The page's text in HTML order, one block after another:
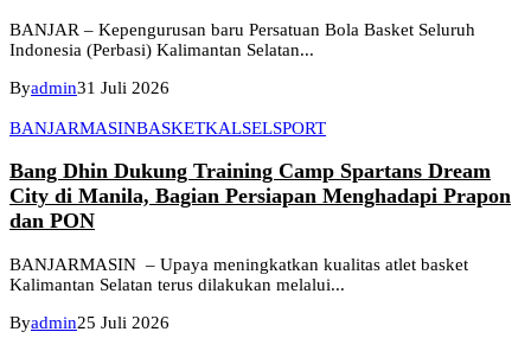
BANJAR – Kepengurusan baru Persatuan Bola Basket Seluruh
Indonesia (Perbasi) Kalimantan Selatan...
Byadmin31 Juli 2026
BANJARMASINBASKETKALSELSPORT
Bang Dhin Dukung Training Camp Spartans Dream
City di Manila, Bagian Persiapan Menghadapi Prapon
dan PON
BANJARMASIN – Upaya meningkatkan kualitas atlet basket
Kalimantan Selatan terus dilakukan melalui...
Byadmin25 Juli 2026